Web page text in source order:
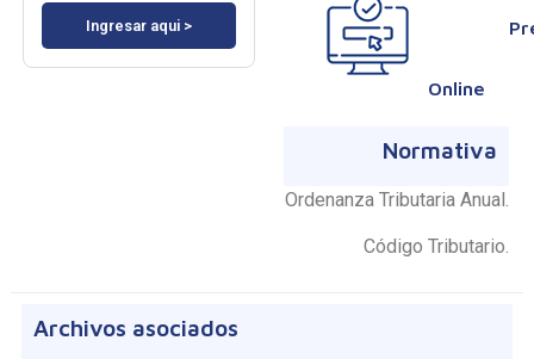
Ingresar aqui >
Online
Normativa
Ordenanza Tributaria Anual.
Código Tributario.
Archivos asociados